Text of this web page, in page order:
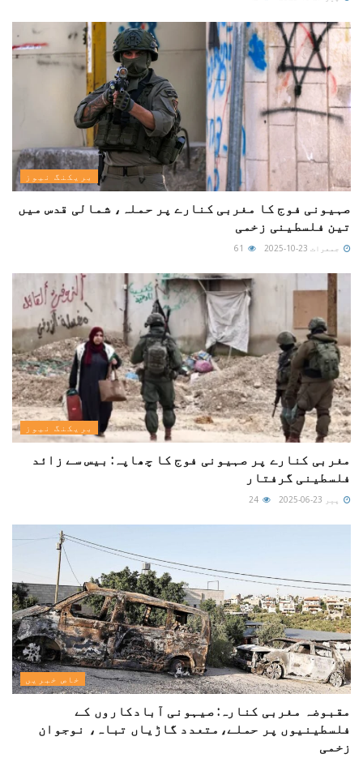
بریکنگ نیوز
صہیونی فوج کا مغربی کنارے پر حملہ، شمالی قدس میں
تین فلسطینی زخمی
جمعرات 23-10-2025
بریکنگ نیوز
مغربی کنارے پر صہیونی فوج کا چھاپہ: بیس سے زائد
فلسطینی گرفتار
پیر 23-06-2025
خاص خبریں
مقبوضہ مغربی کنارہ: صیہونی آبادکاروں کے
فلسطینیوں پر حملے،متعدد گاڑیاں تباہ، نوجوان
زخمی